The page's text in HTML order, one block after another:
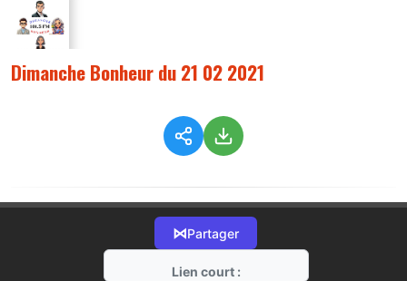
Dimanche Bonheur du 21 02 2021
⋈Partager
Lien court :